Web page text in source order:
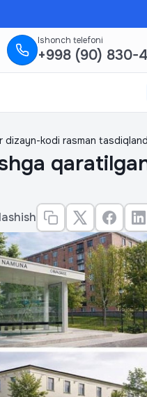
Ishonch telefoni
+998 (90) 830-
kodi rasman